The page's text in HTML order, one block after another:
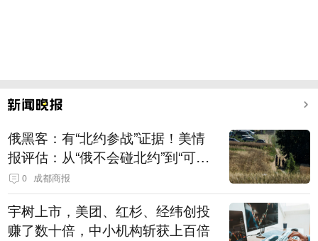
俄黑客：有“北约参战”证据！美情
报评估：从“俄不会碰北约”到“可能
发动有限攻击”
0 成都商报
宇树上市，美团、红杉、经纬创投
赚了数十倍，中小机构斩获上百倍